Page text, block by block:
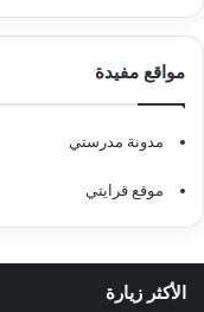
مواقع مفيدة
مدونة مدرستي
موقع قرايتي
الأكثر زيارة